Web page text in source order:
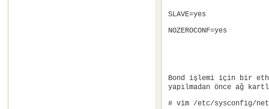
SLAVE=yes
NOZEROCONF=yes
Bond işlemi için bir
yapılmadan önce ağ
# vim /etc/sysconfig/